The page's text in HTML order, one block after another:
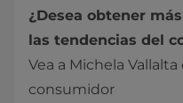
¿Desea obtener
las tendencias del
Vea a Michela
consumidor